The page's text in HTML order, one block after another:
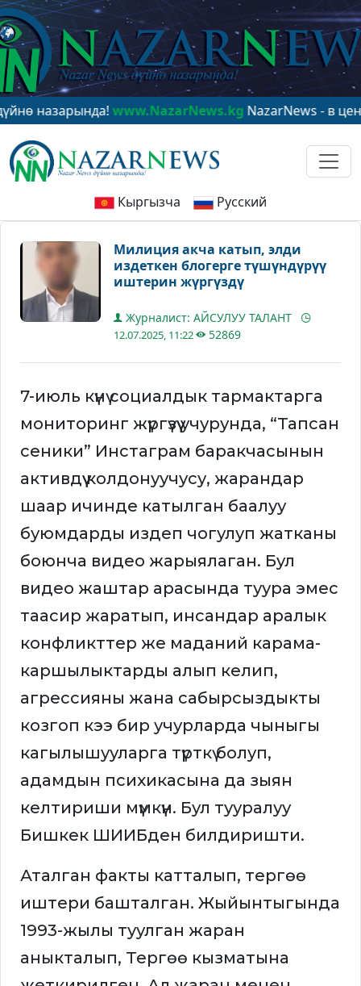
www.NazarNews.kgNazarNews - в центре
Кыргызча Русский
Милиция акча катып, элди
издеткен блогерге түшүндүрүү
иштерин жүргүздү
Журналист: АЙСУЛУУ ТАЛАНТ
12.07.2025, 11:22 52869
7-июль күнү социалдык тармактарга
мониторинг жүргүзүү учурунда, “Тапсан
сеники” Инстаграм баракчасынын
активдүү колдонуучусу, жарандар
шаар ичинде катылган баалуу
буюмдарды издеп чогулуп жатканы
боюнча видео жарыялаган. Бул
видео жаштар арасында туура эмес
таасир жаратып, инсандар аралык
конфликттер же маданий карама-
каршылыктарды алып келип,
агрессияны жана сабырсыздыкты
козгоп кээ бир учурларда чыныгы
кагылышууларга түрткү болуп,
адамдын психикасына да зыян
келтириши мүмкүн. Бул тууралуу
Бишкек ШИИБден билдиришти.
Аталган факты катталып, тергөө
иштери башталган. Жыйынтыгында
1993-жылы туулган жаран
аныкталып, Тергөө кызматына